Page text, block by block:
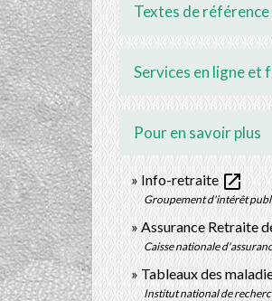
Textes de référence
Services en ligne et
Pour en savoir plus
Info-retraiteopen_in_new
Groupement d'intérêt
Assurance Retraite
Caisse nationale
Tableaux des
Institut national de